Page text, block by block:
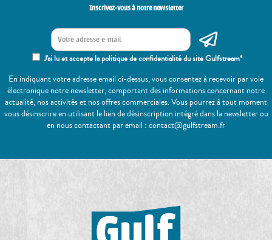
Inscrivez-vous à notre newsletter
J'ai lu et accepte la politique de confidentialité du site Gulfstream*
En indiquant votre adresse email ci-dessus, vous consentez à recevoir par voie
électronique notre newsletter, comportant des informations concernant notre
actualité, nos activités et nos offres commerciales. Vous pourrez à tout moment
vous désinscrire en utilisant le lien de désinscription intégré dans la newsletter ou
en nous contactant par email : contact@gulfstream.fr